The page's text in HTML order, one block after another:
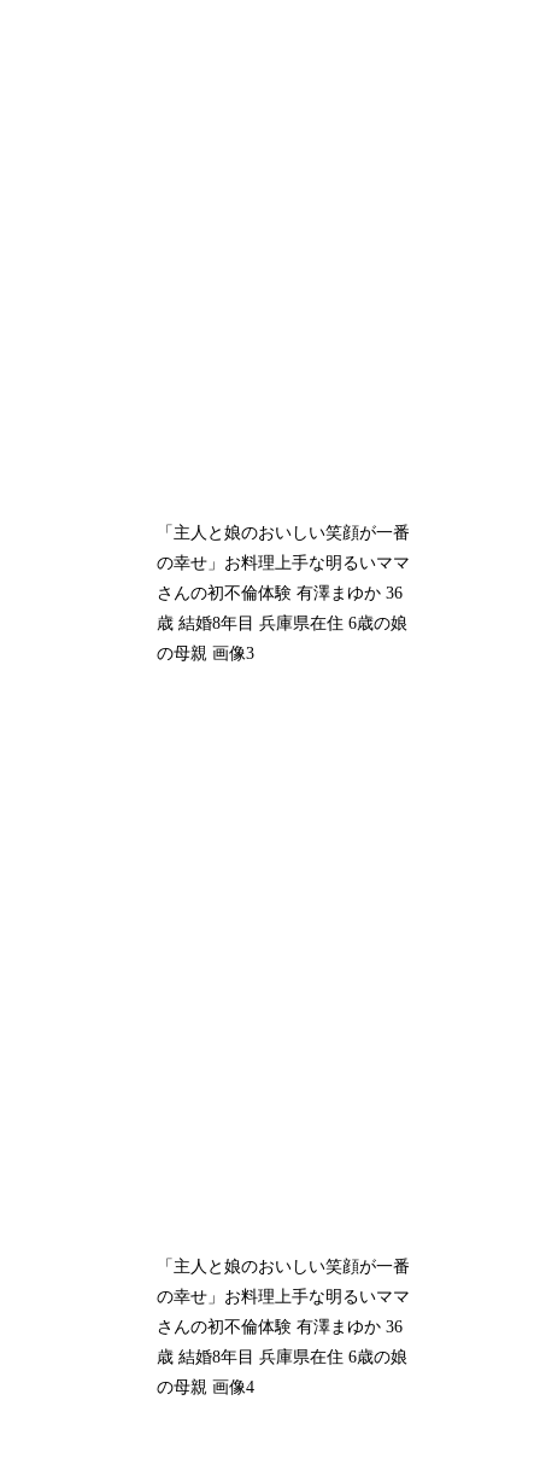
「主人と娘のおいしい笑顔が一番
の幸せ」お料理上手な明るいママ
さんの初不倫体験 有澤まゆか 36
歳 結婚8年目 兵庫県在住 6歳の娘
の母親 画像3
「主人と娘のおいしい笑顔が一番
の幸せ」お料理上手な明るいママ
さんの初不倫体験 有澤まゆか 36
歳 結婚8年目 兵庫県在住 6歳の娘
の母親 画像4